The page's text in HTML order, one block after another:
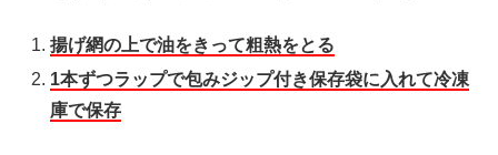
揚げ網の上で油をきって粗熱をとる
1本ずつラップで包みジップ付き保存袋に入れて冷凍
庫で保存